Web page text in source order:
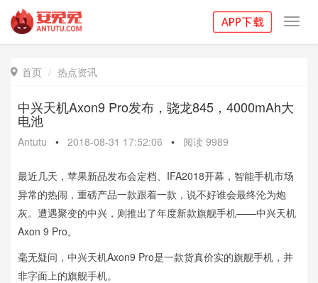
 首页 热点资讯
中兴天机Axon9 Pro发布，骁龙845，4000mAh大
电池
Antutu • 2018-08-31 17:52:06 • 阅读 9989
最近几天，苹果新品发布会定档、IFA2018开幕，智能手机市场
异常的热闹，重磅产品一款跟着一款，说不好谁会最终沦为炮
灰。遭遇聚变的中兴，则推出了年度新款旗舰手机——中兴天机
Axon 9 Pro。
毫无疑问，中兴天机Axon9 Pro是一款货真价实的旗舰手机，并
非字面上的旗舰手机。